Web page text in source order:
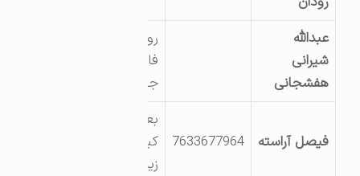
عبدالله
شیرانی
هفشجانی
رودان – روستای
جاده زیارتعلی
فیصل آراسته 7633677964
بعد از روستای فاریاب
زیارتعلی